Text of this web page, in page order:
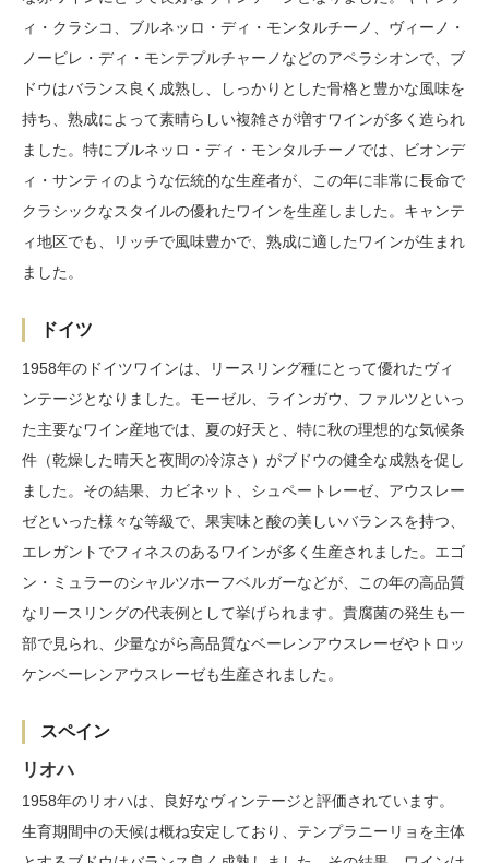
ィ・クラシコ、ブルネッロ・ディ・モンタルチーノ、ヴィーノ・
ノービレ・ディ・モンテプルチャーノなどのアペラシオンで、ブ
ドウはバランス良く成熟し、しっかりとした骨格と豊かな風味を
持ち、熟成によって素晴らしい複雑さが増すワインが多く造られ
ました。特にブルネッロ・ディ・モンタルチーノでは、ビオンデ
ィ・サンティのような伝統的な生産者が、この年に非常に長命で
クラシックなスタイルの優れたワインを生産しました。キャンテ
ィ地区でも、リッチで風味豊かで、熟成に適したワインが生まれ
ました。
ドイツ
1958年のドイツワインは、リースリング種にとって優れたヴィ
ンテージとなりました。モーゼル、ラインガウ、ファルツといっ
た主要なワイン産地では、夏の好天と、特に秋の理想的な気候条
件（乾燥した晴天と夜間の冷涼さ）がブドウの健全な成熟を促し
ました。その結果、カビネット、シュペートレーゼ、アウスレー
ゼといった様々な等級で、果実味と酸の美しいバランスを持つ、
エレガントでフィネスのあるワインが多く生産されました。エゴ
ン・ミュラーのシャルツホーフベルガーなどが、この年の高品質
なリースリングの代表例として挙げられます。貴腐菌の発生も一
部で見られ、少量ながら高品質なベーレンアウスレーゼやトロッ
ケンベーレンアウスレーゼも生産されました。
スペイン
リオハ
1958年のリオハは、良好なヴィンテージと評価されています。
生育期間中の天候は概ね安定しており、テンプラニーリョを主体